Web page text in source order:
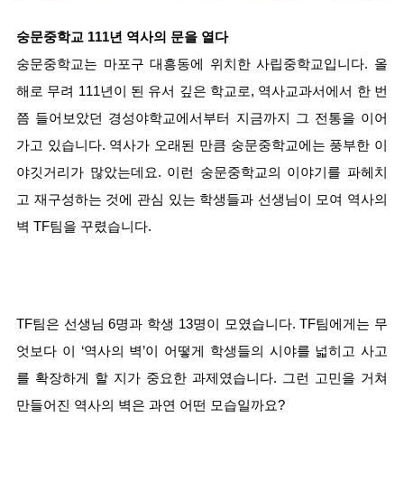
숭문중학교 111년 역사의 문을 열다
숭문중학교는 마포구 대흥동에 위치한 사립중학교입니다. 올
해로 무려 111년이 된 유서 깊은 학교로, 역사교과서에서 한 번
쯤 들어보았던 경성야학교에서부터 지금까지 그 전통을 이어
가고 있습니다. 역사가 오래된 만큼 숭문중학교에는 풍부한 이
야깃거리가 많았는데요. 이런 숭문중학교의 이야기를 파헤치
고 재구성하는 것에 관심 있는 학생들과 선생님이 모여 역사의
벽 TF팀을 꾸렸습니다.
TF팀은 선생님 6명과 학생 13명이 모였습니다. TF팀에게는 무
엇보다 이 ‘역사의 벽’이 어떻게 학생들의 시야를 넓히고 사고
를 확장하게 할 지가 중요한 과제였습니다. 그런 고민을 거쳐
만들어진 역사의 벽은 과연 어떤 모습일까요?